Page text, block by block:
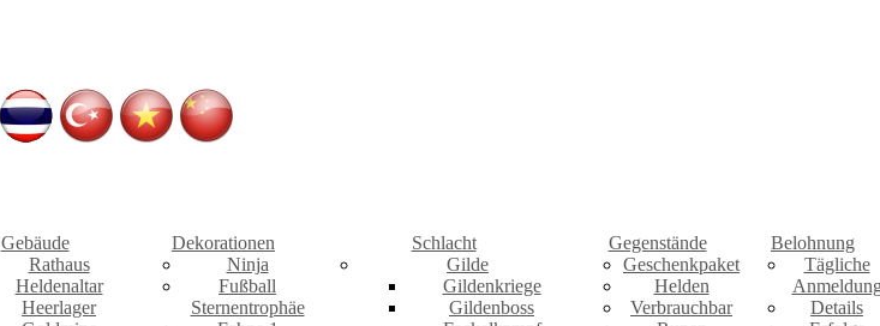
Gebäude
Rathaus
Heldenaltar
Heerlager
Dekorationen
Ninja
Fußball
Sternentrophäe
Schlacht
Gilde
Gildenkriege
Gildenboss
Gegenstände
Geschenkpaket
Helden
Verbrauchbar
Belohnung
Tägliche
Details